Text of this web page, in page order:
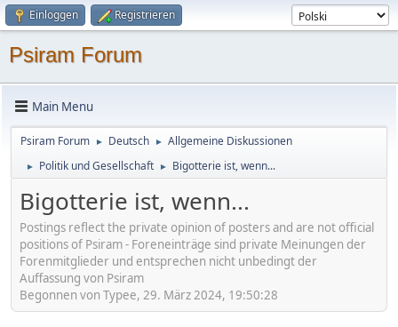
Einloggen Registrieren
Psiram Forum
Main Menu
Psiram Forum ► Deutsch ► Allgemeine Diskussionen
► Politik und Gesellschaft ► Bigotterie ist, wenn...
Bigotterie ist, wenn...
Postings reflect the private opinion of posters and are not official
positions of Psiram - Foreneinträge sind private Meinungen der
Forenmitglieder und entsprechen nicht unbedingt der
Auffassung von Psiram
Begonnen von Typee, 29. März 2024, 19:50:28